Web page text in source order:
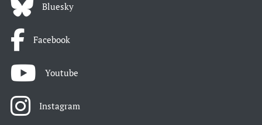
Bluesky
Facebook
Youtube
Instagram